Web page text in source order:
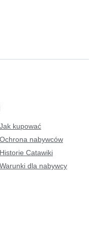
Jak kupować
Ochrona nabywców
Historie Catawiki
Warunki dla nabywcy